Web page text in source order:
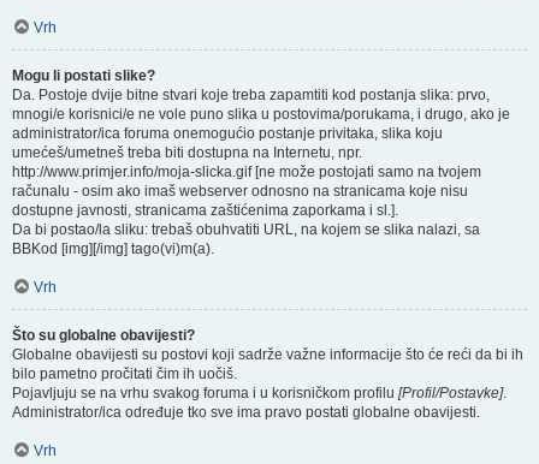
Vrh
Mogu li postati slike?
Da. Postoje dvije bitne stvari koje treba zapamtiti kod postanja slika: prvo,
mnogi/e korisnici/e ne vole puno slika u postovima/porukama, i drugo, ako je
administrator/ica foruma onemogućio postanje privitaka, slika koju
umećeš/umetneš treba biti dostupna na Internetu, npr.
http://www.primjer.info/moja-slicka.gif [ne može postojati samo na tvojem
računalu - osim ako imaš webserver odnosno na stranicama koje nisu
dostupne javnosti, stranicama zaštićenima zaporkama i sl.].
Da bi postao/la sliku: trebaš obuhvatiti URL, na kojem se slika nalazi, sa
BBKod [img][/img] tago(vi)m(a).
Vrh
Što su globalne obavijesti?
Globalne obavijesti su postovi koji sadrže važne informacije što će reći da bi ih
bilo pametno pročitati čim ih uočiš.
Pojavljuju se na vrhu svakog foruma i u korisničkom profilu [Profil/Postavke].
Administrator/ica određuje tko sve ima pravo postati globalne obavijesti.
Vrh